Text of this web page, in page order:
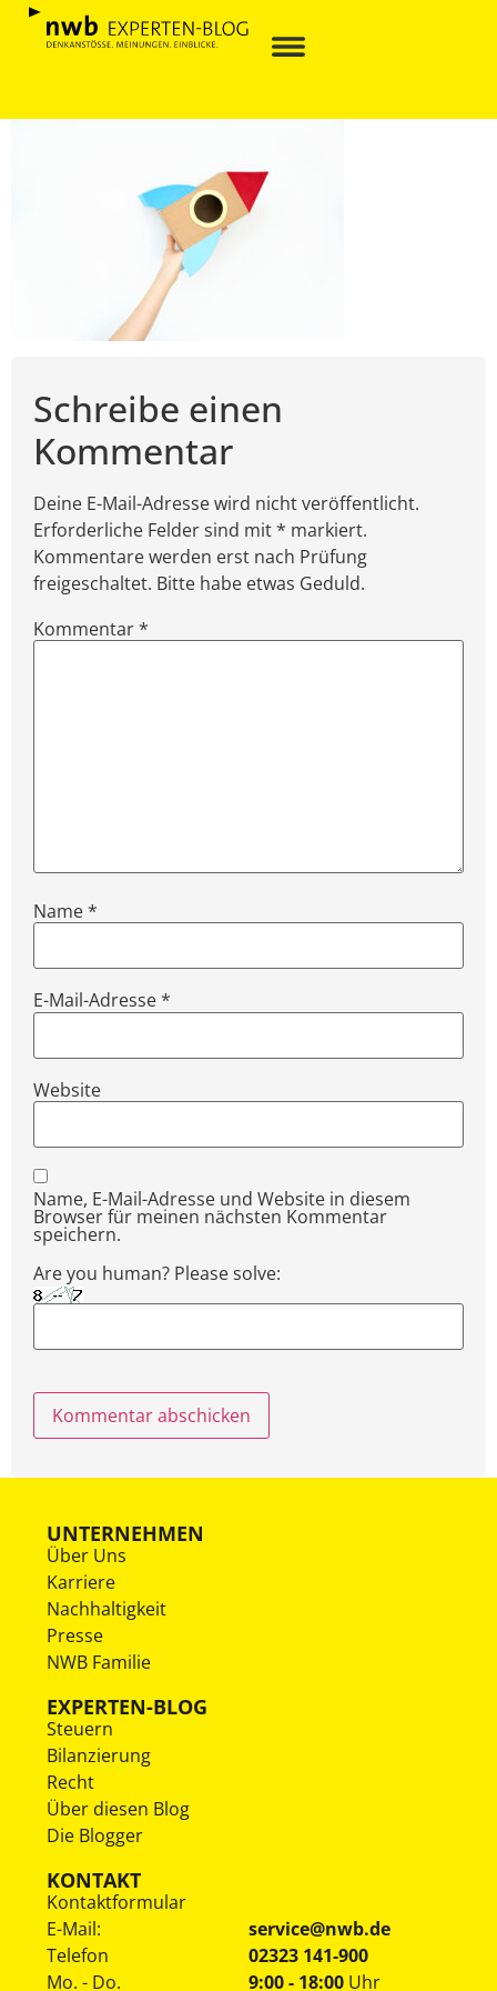
Schreibe einen
Kommentar
Deine E-Mail-Adresse wird nicht veröffentlicht.
Erforderliche Felder sind mit * markiert.
Kommentare werden erst nach Prüfung
freigeschaltet. Bitte habe etwas Geduld.
Kommentar*
Name*
E-Mail-Adresse*
Website
Name, E-Mail-Adresse und Website in diesem
Browser für meinen nächsten Kommentar
speichern.
Are you human? Please solve:
UNTERNEHMEN
Über Uns
Karriere
Nachhaltigkeit
Presse
NWB Familie
EXPERTEN-BLOG
Steuern
Bilanzierung
Recht
Über diesen Blog
Die Blogger
KONTAKT
Kontaktformular
E-Mail:
service@nwb.de
Telefon
02323 141-900
Mo. - Do.
9:00 - 18:00 Uhr